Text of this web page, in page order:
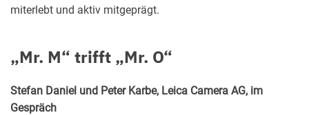
miterlebt und aktiv mitgeprägt.
„Mr. M“ trifft „Mr. O“
Stefan Daniel und Peter Karbe, Leica Camera AG, im
Gespräch